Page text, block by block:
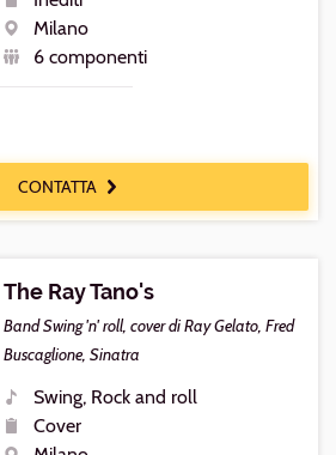
Repertorio
Luogo
Milano
componenti
6 componenti
CONTATTA
The Ray Tano's
Band Swing 'n' roll, cover di Ray Gelato, Fred
Buscaglione, Sinatra
Generi
Swing, Rock and roll
Repertorio
Cover